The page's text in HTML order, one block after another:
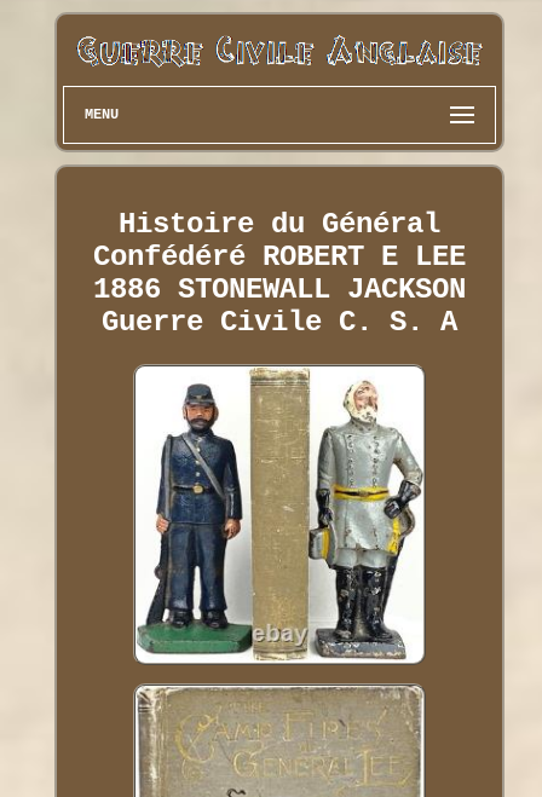
MENU
Histoire du Général
Confédéré ROBERT E LEE
1886 STONEWALL JACKSON
Guerre Civile C. S. A